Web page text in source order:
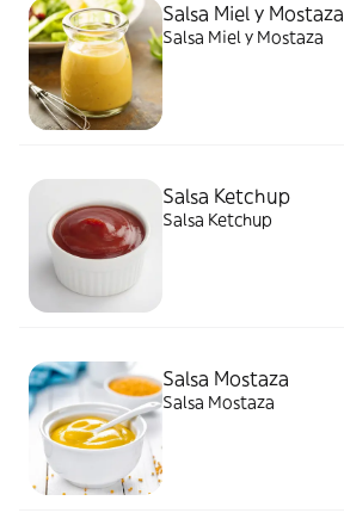
Salsa Miel y Mostaza
Salsa Miel y Mostaza
Salsa Ketchup
Salsa Ketchup
Salsa Mostaza
Salsa Mostaza